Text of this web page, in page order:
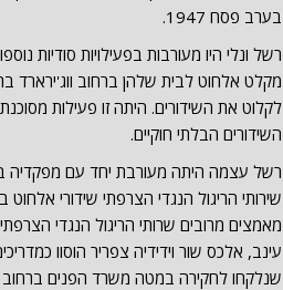
בערב פסח 1947.
לקלוט את השידורים. היתה זו פעילות
השידורים הבלתי חוקיים.
מאמצים מרובים שרותי הריגול הנגדי
עינב, אלכס שור וידידיה צפריר הוסוו
שנלקחו לחקירה במטה משרד הפנים ברחוב